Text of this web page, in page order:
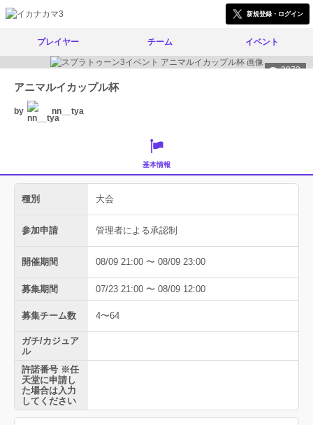
新規登録・ログイン
プレイヤー チーム イベント
2073
アニマルイカップル杯
by nn__tya
基本情報
種別 大会
参加申請 管理者による承認制
開催期間 08/09 21:00 〜 08/09 23:00
募集期間 07/23 21:00 〜 08/09 12:00
募集チーム数 4〜64
ガチ/カジュア
ル
許諾番号 ※任
天堂に申請し
た場合は入力
してください